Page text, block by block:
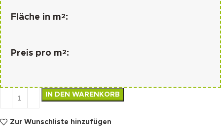
Fläche in m2:
Preis pro m2:
IN DEN WARENKORB
Zur Wunschliste hinzufügen